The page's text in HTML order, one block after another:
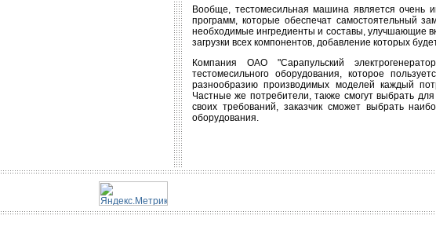
Вообще, тестомесильная машина является очень
программ, которые обеспечат самостоятельный
необходимые ингредиенты и составы, улучшающие
загрузки всех компонентов, добавление которых
Компания ОАО "Сарапульский
тестомесильного оборудования, которое
разнообразию производимых моделей каждый
Частные же потребители, также смогут выбрать
своих требований, заказчик сможет выбрать
оборудования.